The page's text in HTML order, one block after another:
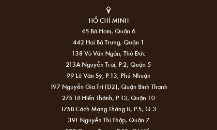
HỒ CHÍ MINH
45 Bà Hom, Quận 6
442 Hai Bà Trưng, Quận 1
138 Võ Văn Ngân, Thủ Đức
213A Nguyễn Trãi, P.2, Quận 5
99 Lê Văn Sỹ, P.13, Phú Nhuận
197 Nguyễn Gia Trí (D2), Quận Bình Thạnh
275 Tô Hiến Thành, P.13, Quận 10
175B Cách Mạng Tháng 8, P.5, Q.3
391 Nguyễn Thị Thập, Quận 7